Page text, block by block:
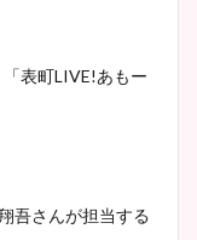
表町LIVE!あもー
吾さんが担当する